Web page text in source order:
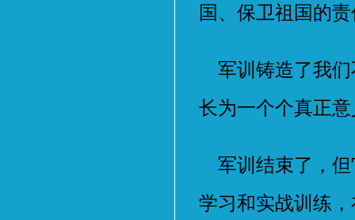
国、保卫祖国的
军训铸造了我们
长为一个个真正
军训结束了，但
学习和实战训练